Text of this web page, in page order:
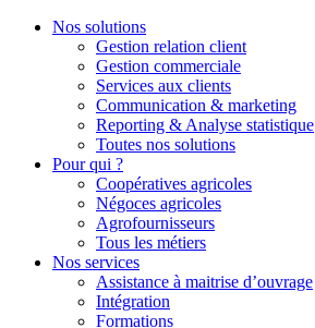
Nos solutions
Gestion relation client
Gestion commerciale
Services aux clients
Communication & marketing
Reporting & Analyse statistique
Toutes nos solutions
Pour qui ?
Coopératives agricoles
Négoces agricoles
Agrofournisseurs
Tous les métiers
Nos services
Assistance à maitrise d’ouvrage
Intégration
Formations